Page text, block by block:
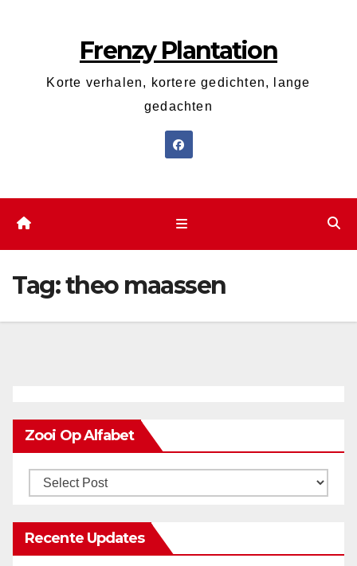
Frenzy Plantation
Korte verhalen, kortere gedichten, lange
gedachten
Tag:theo maassen
Zooi Op Alfabet
Recente Updates